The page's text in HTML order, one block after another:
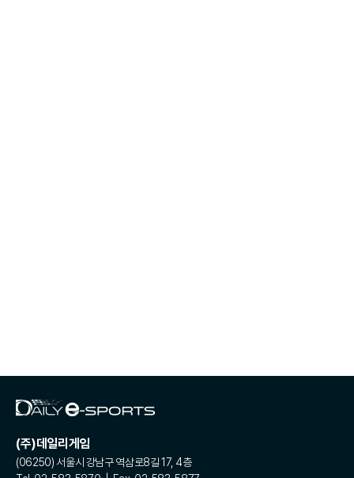
(주)데일리게임
(06250) 서울시 강남구 역삼로8길 17, 4층